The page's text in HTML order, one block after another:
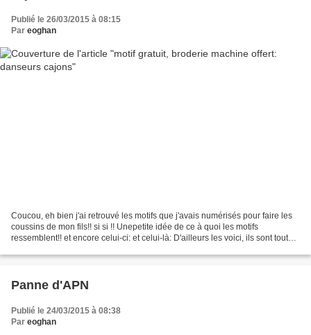
Publié le 26/03/2015 à 08:15
Par eoghan
Coucou, eh bien j'ai retrouvé les motifs que j'avais numérisés pour faire les
coussins de mon fils!! si si !! Unepetite idée de ce à quoi les motifs
ressemblent!! et encore celui-ci: et celui-là: D'ailleurs les voici, ils sont tout
Panne d'APN
Publié le 24/03/2015 à 08:38
Par eoghan